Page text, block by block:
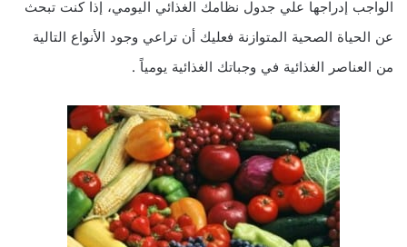
الواجب إدراجها علي جدول نظامك الغذائي اليومي، إذا كنت تبحث
عن الحياة الصحية المتوازنة فعليك أن تراعي وجود الأنواع التالية
من العناصر الغذائية في وجباتك الغذائية يومياً .